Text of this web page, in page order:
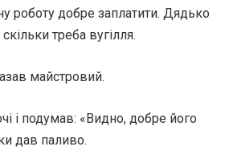
роботу добре заплатити. Дядько
треба вугілля.
майстровий.
і подумав: «Видно, добре його
дав паливо.